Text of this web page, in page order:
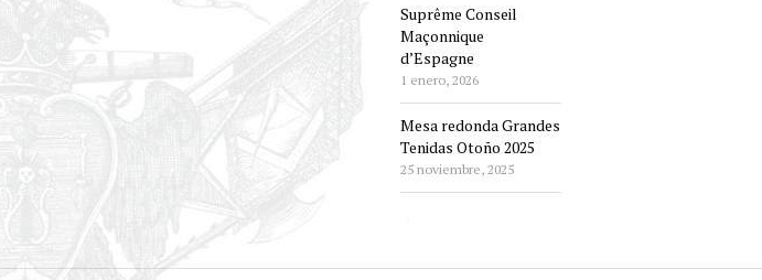
Suprême Conseil
Maçonnique
d’Espagne
1 enero, 2026
Mesa redonda Grandes
Tenidas Otoño 2025
25 noviembre, 2025